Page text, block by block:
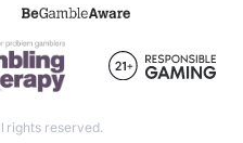
rights reserved.